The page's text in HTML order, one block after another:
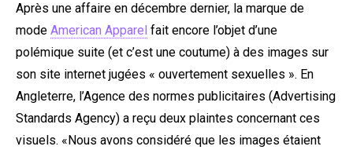
Après une affaire en décembre dernier, la marque de
mode American Apparel fait encore l’objet d’une
polémique suite (et c’est une coutume) à des images sur
son site internet jugées « ouvertement sexuelles ». En
Angleterre, l’Agence des normes publicitaires (Advertising
Standards Agency) a reçu deux plaintes concernant ces
visuels. «Nous avons considéré que les images étaient